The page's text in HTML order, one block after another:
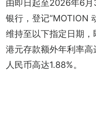
由即日起至2026年6
银行，登记“MOTION
维持至以下指定日期
港元存款额外年利率高
人民币高达1.88%。